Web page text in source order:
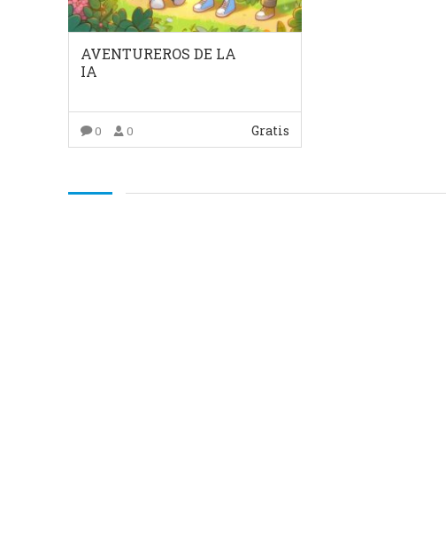
AVENTUREROS DE LA
IA
0 0 Gratis